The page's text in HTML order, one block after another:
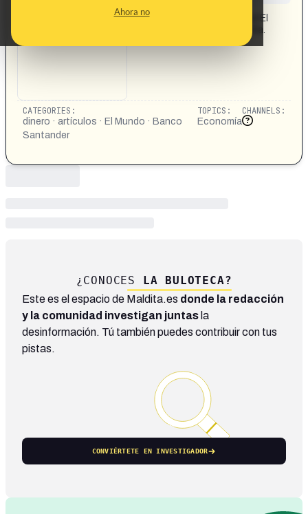
Ahora no
Documento con un texto supuestamente publicado por El
Mundo y sobre la salida de Banco Santander de España.
CATEGORIES:
dinero · artículos · El Mundo · Banco
Santander
TOPICS:
Economía
CHANNELS:
¿CONOCES LA BULOTECA?
Este es el espacio de Maldita.es donde la redacción
y la comunidad investigan juntas la
desinformación. Tú también puedes contribuir con tus
pistas.
CONVIÉRTETE EN INVESTIGADOR